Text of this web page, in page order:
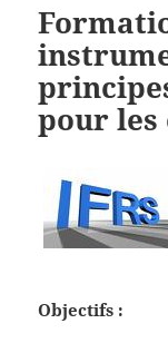
pour
Objectifs :